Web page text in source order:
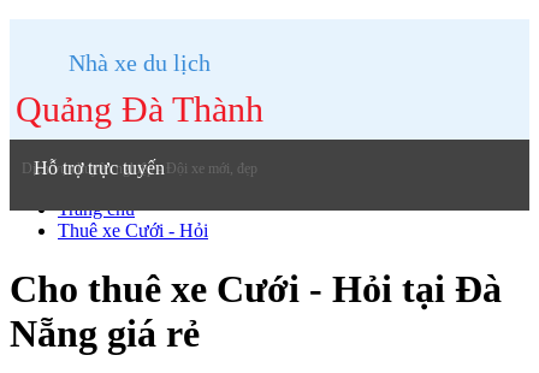
Nhà xe du lịch
Quảng Đà Thành
Dịch vụ chuyên nghiệp - Đội xe mới, đẹp
Hỗ trợ trực tuyến
Trang chủ
Thuê xe Cưới - Hỏi
Cho thuê xe Cưới - Hỏi tại Đà
Nẵng giá rẻ